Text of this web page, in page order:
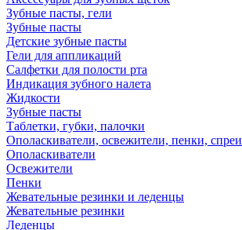
Зубные пасты, гели
Зубные пасты
Детские зубные пасты
Гели для аппликаций
Салфетки для полости рта
Индикация зубного налета
Жидкости
Зубные пасты
Таблетки, губки, палочки
Ополаскиватели, освежители, пенки, спреи
Ополаскиватели
Освежители
Пенки
Жевательные резинки и леденцы
Жевательные резинки
Леденцы